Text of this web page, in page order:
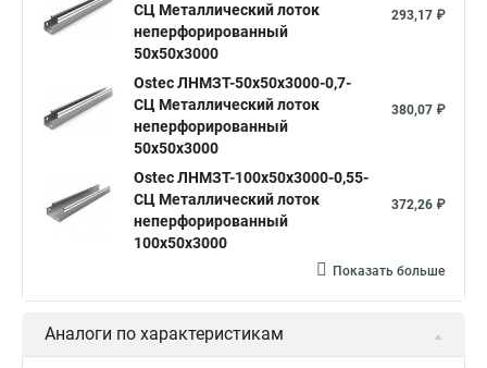
СЦ Металлический лоток
неперфорированный
50х50х3000
293,17 ₽
Ostec ЛНМЗТ-50х50х3000-0,7-
СЦ Металлический лоток
неперфорированный
50х50х3000
380,07 ₽
Ostec ЛНМЗТ-100х50х3000-0,55-
СЦ Металлический лоток
неперфорированный
100х50х3000
372,26 ₽
Показать больше
Аналоги по характеристикам